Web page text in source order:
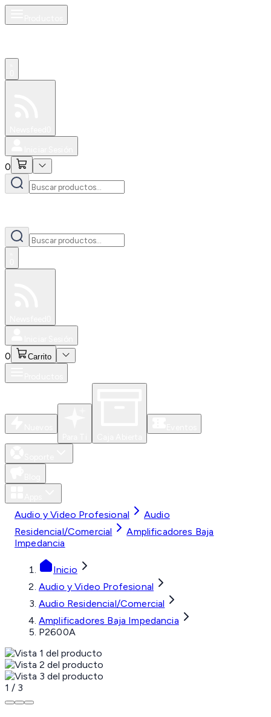
0
0 Carrito
Audio y Video Profesional
Audio
Residencial/Comercial
Amplificadores Baja
Impedancia
Inicio
Audio y Video Profesional
Audio Residencial/Comercial
Amplificadores Baja Impedancia
P2600A
1 / 3